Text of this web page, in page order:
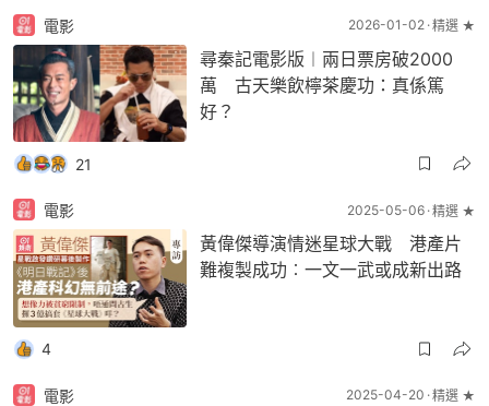
電影 2026-01-02 精選 ★
尋秦記電影版︱兩日票房破2000
萬 古天樂飲檸茶慶功：真係篤
好？
21
電影 2025-05-06 精選 ★
黃偉傑導演情迷星球大戰 港產片
難複製成功︰一文一武或成新出路
4
電影 2025-04-20 精選 ★